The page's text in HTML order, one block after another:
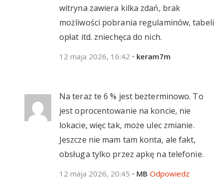
witryna zawiera kilka zdań, brak
możliwości pobrania regulaminów, tabeli
opłat itd. zniechęca do nich.
12 maja 2026, 16:42 • keram7m
Na teraz te 6 % jest bezterminowo. To
jest oprocentowanie na koncie, nie
lokacie, więc tak, może ulec zmianie.
Jeszcze nie mam tam konta, ale fakt,
obsługa tylko przez apkę na telefonie.
12 maja 2026, 20:45 • MB Odpowiedz